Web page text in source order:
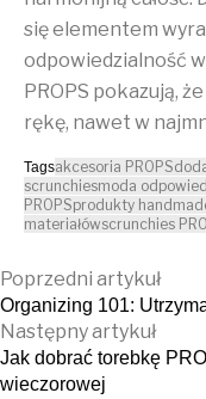
się elementem
odpowiedzialność
PROPS pokazują,
rękę, nawet w
Tagsakcesoria PROPS
scrunchiesmoda
PROPSprodukty
materiałówscrunchies
Poprzedni artykuł
Organizing 101:
Następny artykuł
Jak dobrać torebkę
wieczorowej